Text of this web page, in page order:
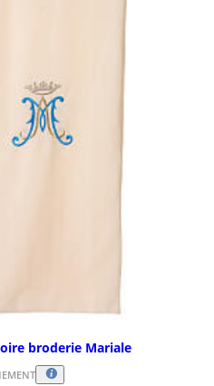
broderie Mariale